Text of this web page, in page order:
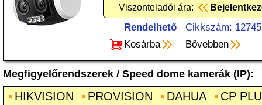
Viszonteladói ára:
Rendelhető
Cikkszám:
Kosárba
Bővebben
Megfigyelőrendszerek / Speed dome kamerák (IP):
HIKVISION PROVISION DAHUA CP